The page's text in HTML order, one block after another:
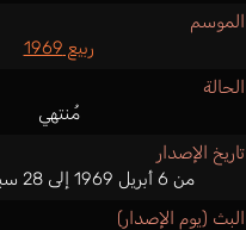
الموسم
ربيع 1969
الحالة
مُنتهي
تاريخ الإصدار
من 6 أبريل 1969 إلى 28 سبتمبر 1969
البث (يوم الإصدار)